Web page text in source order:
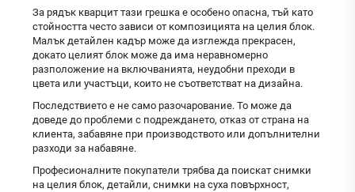
За рядък кварцит тази грешка е особено опасна, тъй като
стойността често зависи от композицията на целия блок.
Малък детайлен кадър може да изглежда прекрасен,
докато целият блок може да има неравномерно
разположение на включванията, неудобни преходи в
цвета или участъци, които не съответстват на дизайна.
Последствието е не само разочарование. То може да
доведе до проблеми с подреждането, отказ от страна на
клиента, забавяне при производството или допълнителни
разходи за набавяне.
Професионалните покупатели трябва да поискат снимки
на целия блок, детайли, снимки на суха повърхност,